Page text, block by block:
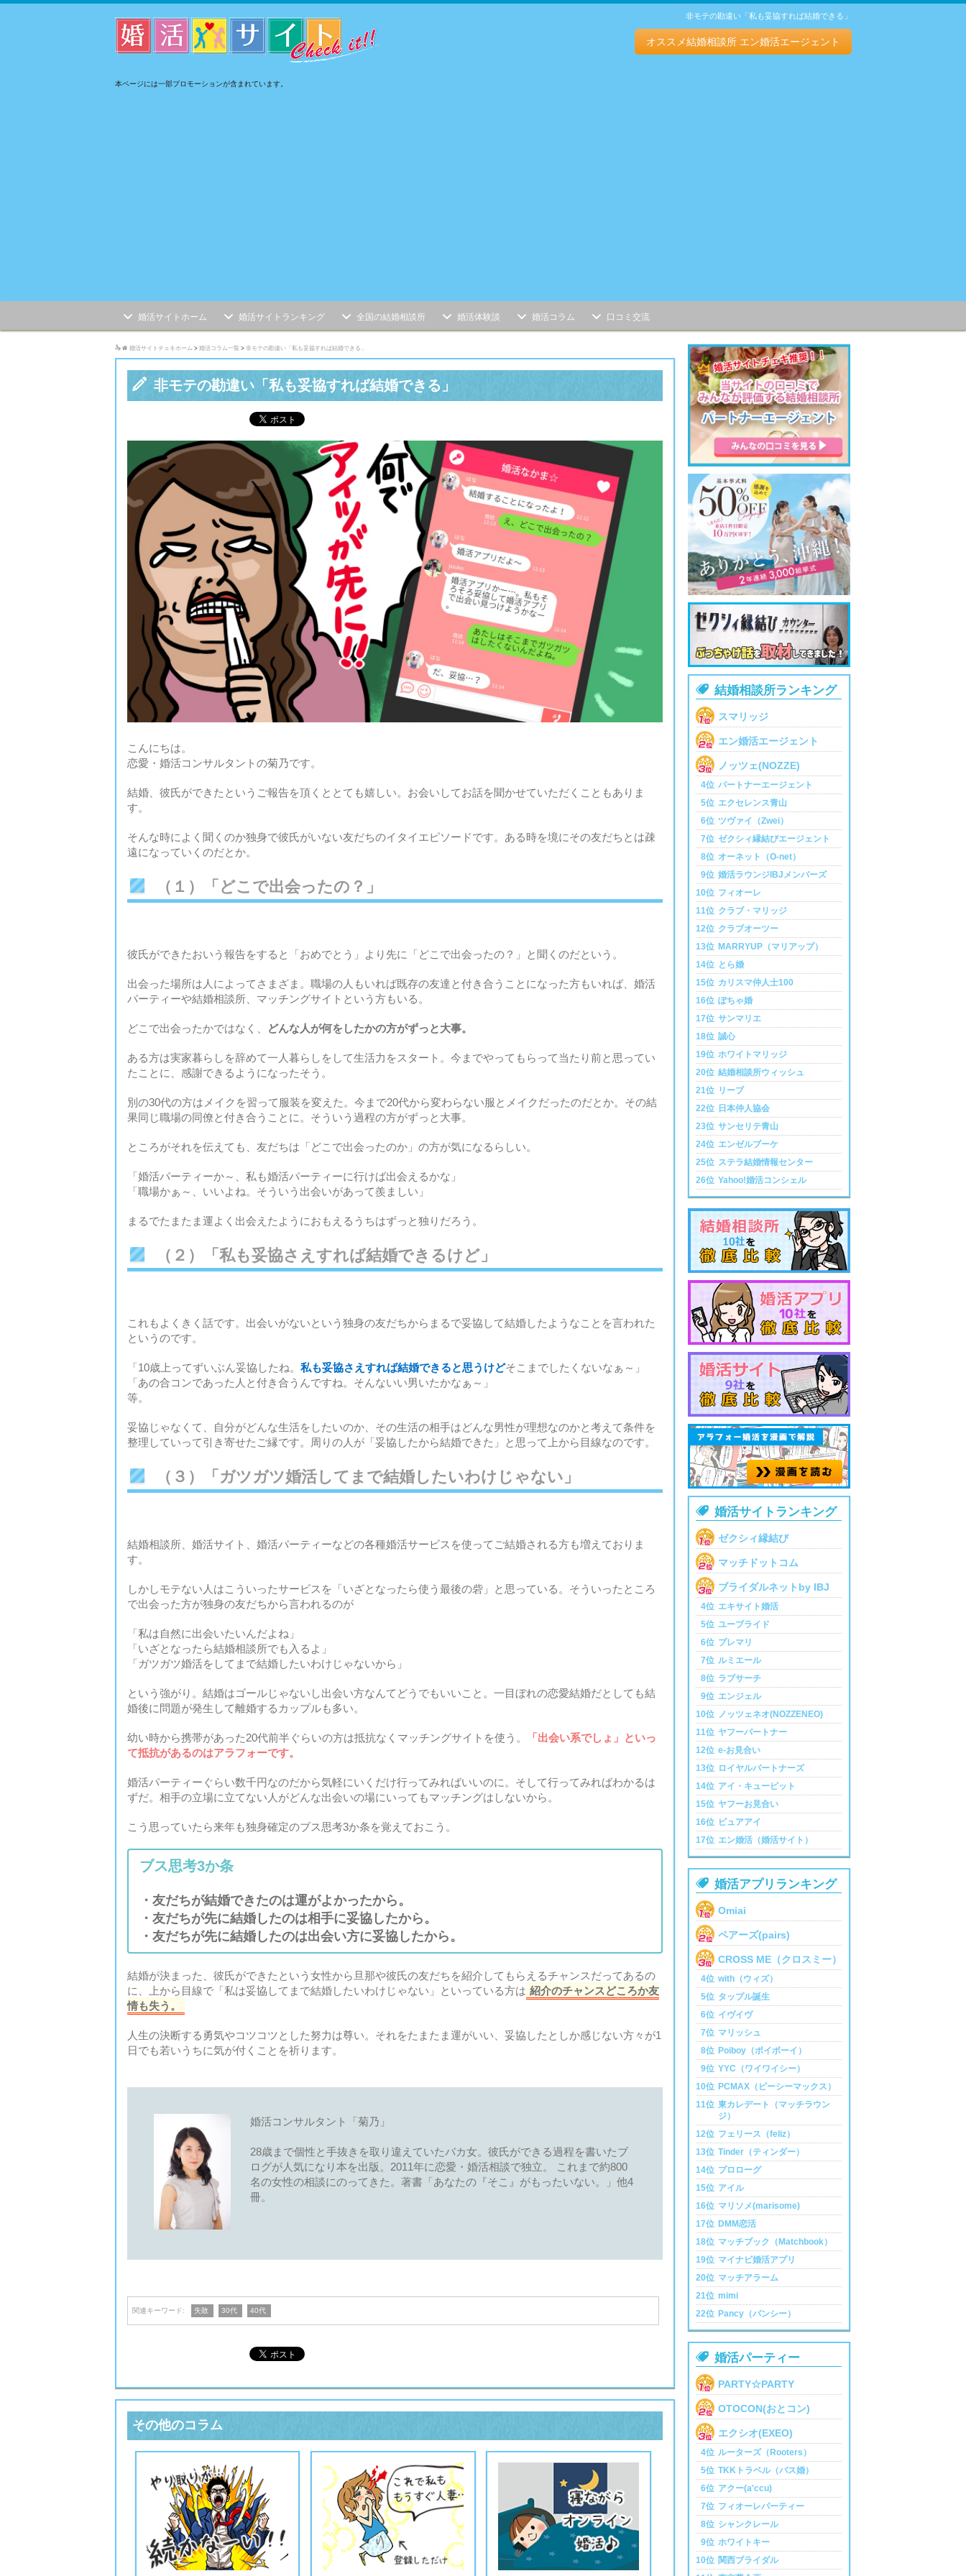
非モテの勘違い「私も妥協すれば結婚できる」
オススメ結婚相談所 エン婚活エージェント
本ページには一部プロモーションが含まれています。
婚活サイトホーム 婚活サイトランキング 全国の結婚相談所 婚活体験談 婚活コラム 口コミ交流
 婚活サイトチェキホーム > 婚活コラム一覧 > 非モテの勘違い「私も妥協すれば結婚できる」
 非モテの勘違い「私も妥協すれば結婚できる」
こんにちは。
恋愛・婚活コンサルタントの菊乃です。
結婚、彼氏ができたというご報告を頂くととても嬉しい。お会いしてお話を聞かせていただくこともありま
す。
そんな時によく聞くのか独身で彼氏がいない友だちのイタイエピソードです。ある時を境にその友だちとは疎
遠になっていくのだとか。
（１）「どこで出会ったの？」
彼氏ができたおいう報告をすると「おめでとう」より先に「どこで出会ったの？」と聞くのだという。
出会った場所は人によってさまざま。職場の人もいれば既存の友達と付き合うことになった方もいれば、婚活
パーティーや結婚相談所、マッチングサイトという方もいる。
どこで出会ったかではなく、 どんな人が何をしたかの方がずっと大事。
ある方は実家暮らしを辞めて一人暮らしをして生活力をスタート。今までやってもらって当たり前と思ってい
たことに、感謝できるようになったそう。
別の30代の方はメイクを習って服装を変えた。今まで20代から変わらない服とメイクだったのだとか。その結
果同じ職場の同僚と付き合うことに。そういう過程の方がずっと大事。
ところがそれを伝えても、友だちは「どこで出会ったのか」の方が気になるらしい。
「婚活パーティーか～、私も婚活パーティーに行けば出会えるかな」
「職場かぁ～、いいよね。そういう出会いがあって羨ましい」
まるでたまたま運よく出会えたようにおもえるうちはずっと独りだろう。
（２）「私も妥協さえすれば結婚できるけど」
これもよくきく話です。出会いがないという独身の友だちからまるで妥協して結婚したようなことを言われた
というのです。
「10歳上ってずいぶん妥協したね。 私も妥協さえすれば結婚できると思うけどそこまでしたくないなぁ～」
「あの合コンであった人と付き合うんですね。そんないい男いたかなぁ～」
等。
妥協じゃなくて、自分がどんな生活をしたいのか、その生活の相手はどんな男性が理想なのかと考えて条件を
整理していって引き寄せたご縁です。周りの人が「妥協したから結婚できた」と思って上から目線なのです。
（３）「ガツガツ婚活してまで結婚したいわけじゃない」
結婚相談所、婚活サイト、婚活パーティーなどの各種婚活サービスを使ってご結婚される方も増えておりま
す。
しかしモテない人はこういったサービスを「いざとなったら使う最後の砦」と思っている。そういったところ
で出会った方が独身の友だちから言われるのが
「私は自然に出会いたいんだよね」
「いざとなったら結婚相談所でも入るよ」
「ガツガツ婚活をしてまで結婚したいわけじゃないから」
という強がり。結婚はゴールじゃないし出会い方なんてどうでもいいこと。一目ぼれの恋愛結婚だとしても結
婚後に問題が発生して離婚するカップルも多い。
幼い時から携帯があった20代前半ぐらいの方は抵抗なくマッチングサイトを使う。
「出会い系でしょ」といっ
て抵抗があるのはアラフォーです。
婚活パーティーぐらい数千円なのだから気軽にいくだけ行ってみればいいのに。そして行ってみればわかるは
ずだ。相手の立場に立てない人がどんな出会いの場にいってもマッチングはしないから。
こう思っていたら来年も独身確定のブス思考3か条を覚えておこう。
ブス思考3か条
・友だちが結婚できたのは運がよかったから。
・友だちが先に結婚したのは相手に妥協したから。
・友だちが先に結婚したのは出会い方に妥協したから。
結婚が決まった、彼氏ができたという女性から旦那や彼氏の友だちを紹介してもらえるチャンスだってあるの
に、上から目線で「私は妥協してまで結婚したいわけじゃない」といっている方は 紹介のチャンスどころか友
情も失う。
人生の決断する勇気やコツコツとした努力は尊い。それをたまたま運がいい、妥協したとしか感じない方々が1
日でも若いうちに気が付くことを祈ります。
婚活コンサルタント「菊乃」
28歳まで個性と手抜きを取り違えていたバカ女。彼氏ができる過程を書いたブ
ログが人気になり本を出版。2011年に恋愛・婚活相談で独立。 これまで約800
名の女性の相談にのってきた。著書「あなたの『そこ』がもったいない。」他4
冊。
関連キーワード: 失敗 30代 40代
その他のコラム
結婚相談所ランキング
スマリッジ
エン婚活エージェント
ノッツェ(NOZZE)
4位 パートナーエージェント
5位 エクセレンス青山
6位 ツヴァイ（Zwei）
7位 ゼクシィ縁結びエージェント
8位 オーネット（O-net）
9位 婚活ラウンジIBJメンバーズ
10位 フィオーレ
11位 クラブ・マリッジ
12位 クラブオーツー
13位 MARRYUP（マリアップ）
14位 とら婚
15位 カリスマ仲人士100
16位 ぽちゃ婚
17位 サンマリエ
18位 誠心
19位 ホワイトマリッジ
20位 結婚相談所ウィッシュ
21位 リーブ
22位 日本仲人協会
23位 サンセリテ青山
24位 エンゼルブーケ
25位 ステラ結婚情報センター
26位 Yahoo!婚活コンシェル
婚活サイトランキング
ゼクシィ縁結び
マッチドットコム
ブライダルネットby IBJ
4位 エキサイト婚活
5位 ユーブライド
6位 プレマリ
7位 ルミエール
8位 ラブサーチ
9位 エンジェル
10位 ノッツェネオ(NOZZENEO)
11位 ヤフーパートナー
12位 e-お見合い
13位 ロイヤルパートナーズ
14位 アイ・キューピット
15位 ヤフーお見合い
16位 ピュアアイ
17位 エン婚活（婚活サイト）
婚活アプリランキング
Omiai
ペアーズ(pairs)
CROSS ME（クロスミー）
4位 with（ウィズ）
5位 タップル誕生
6位 イヴイヴ
7位 マリッシュ
8位 Poiboy（ポイボーイ）
9位 YYC（ワイワイシー）
10位 PCMAX（ピーシーマックス）
11位 東カレデート（マッチラウン
ジ）
12位 フェリース（feliz）
13位 Tinder（ティンダー）
14位 プロローグ
15位 アイル
16位 マリソメ(marisome)
17位 DMM恋活
18位 マッチブック（Matchbook）
19位 マイナビ婚活アプリ
20位 マッチアラーム
21位 mimi
22位 Pancy（パンシー）
婚活パーティー
PARTY☆PARTY
OTOCON(おとコン)
エクシオ(EXEO)
4位 ルーターズ（Rooters）
5位 TKKトラベル（バス婚）
6位 アクー(a'ccu)
7位 フィオーレパーティー
8位 シャンクレール
9位 ホワイトキー
10位 関西ブライダル